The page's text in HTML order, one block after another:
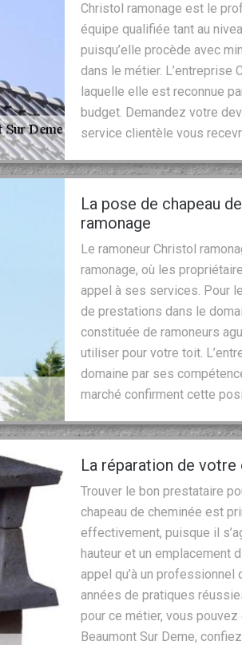
Christol ramonage est le
équipe qualifiée tant au
puisqu’elle procède avec
dans le métier. L’entreprise
laquelle elle est reconnue
budget. Demandez votre
service clientèle vous
La pose de chapeau
ramonage
Le ramoneur Christol
ramonage, où les
appel à ses services. Pour
de prestations dans le
constituée de ramoneurs
utiliser pour votre toit.
domaine par ses
marché confirment cette
La réparation de votre
Trouver le bon prestataire
chapeau de cheminée est
effectivement, puisque il
hauteur et un emplacement
appel qu’à un
années de pratiques
pour ce métier, vous
Beaumont Sur Deme,